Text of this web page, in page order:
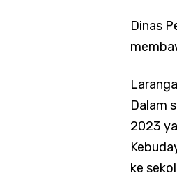
Dinas
Dalam
2023
ke